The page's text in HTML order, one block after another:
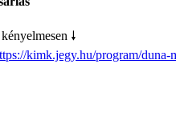
🠗
kimk.jegy.hu/program/duna-